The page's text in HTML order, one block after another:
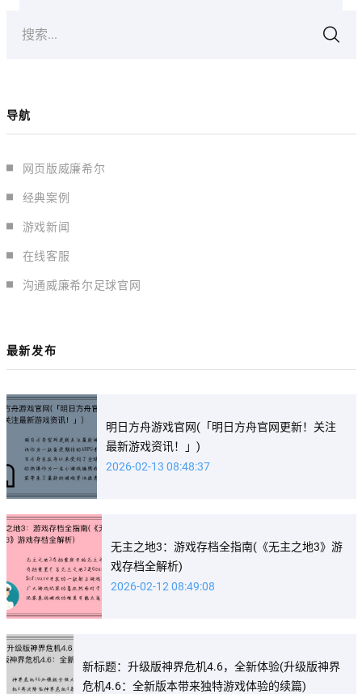
搜索...
导航
网页版威廉希尔
经典案例
游戏新闻
在线客服
沟通威廉希尔足球官网
最新发布
明日方舟游戏官网(「明日方舟官网更新！关注
最新游戏资讯！」)
2026-02-13 08:48:37
无主之地3：游戏存档全指南(《无主之地3》游
戏存档全解析)
2026-02-12 08:49:08
新标题：升级版神界危机4.6，全新体验(升级版神界
危机4.6：全新版本带来独特游戏体验的续篇)